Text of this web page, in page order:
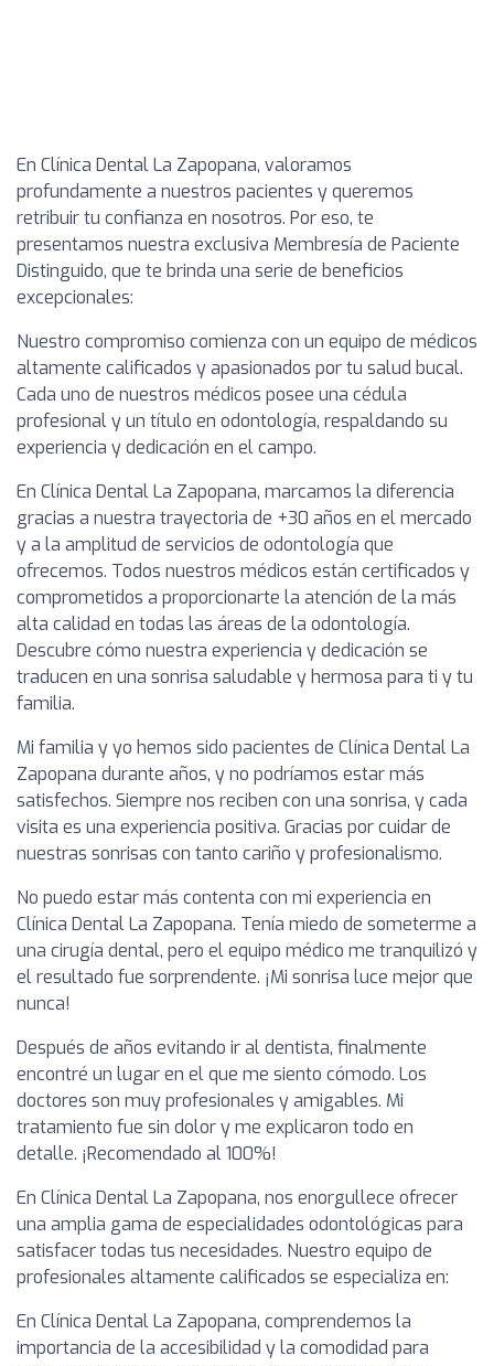
En Clínica Dental La Zapopana, valoramos
profundamente a nuestros pacientes y queremos
retribuir tu confianza en nosotros. Por eso, te
presentamos nuestra exclusiva Membresía de Paciente
Distinguido, que te brinda una serie de beneficios
excepcionales:
Nuestro compromiso comienza con un equipo de médicos
altamente calificados y apasionados por tu salud bucal.
Cada uno de nuestros médicos posee una cédula
profesional y un título en odontología, respaldando su
experiencia y dedicación en el campo.
En Clínica Dental La Zapopana, marcamos la diferencia
gracias a nuestra trayectoria de +30 años en el mercado
y a la amplitud de servicios de odontología que
ofrecemos. Todos nuestros médicos están certificados y
comprometidos a proporcionarte la atención de la más
alta calidad en todas las áreas de la odontología.
Descubre cómo nuestra experiencia y dedicación se
traducen en una sonrisa saludable y hermosa para ti y tu
familia.
Mi familia y yo hemos sido pacientes de Clínica Dental La
Zapopana durante años, y no podríamos estar más
satisfechos. Siempre nos reciben con una sonrisa, y cada
visita es una experiencia positiva. Gracias por cuidar de
nuestras sonrisas con tanto cariño y profesionalismo.
No puedo estar más contenta con mi experiencia en
Clínica Dental La Zapopana. Tenía miedo de someterme a
una cirugía dental, pero el equipo médico me tranquilizó y
el resultado fue sorprendente. ¡Mi sonrisa luce mejor que
nunca!
Después de años evitando ir al dentista, finalmente
encontré un lugar en el que me siento cómodo. Los
doctores son muy profesionales y amigables. Mi
tratamiento fue sin dolor y me explicaron todo en
detalle. ¡Recomendado al 100%!
En Clínica Dental La Zapopana, nos enorgullece ofrecer
una amplia gama de especialidades odontológicas para
satisfacer todas tus necesidades. Nuestro equipo de
profesionales altamente calificados se especializa en:
En Clínica Dental La Zapopana, comprendemos la
importancia de la accesibilidad y la comodidad para